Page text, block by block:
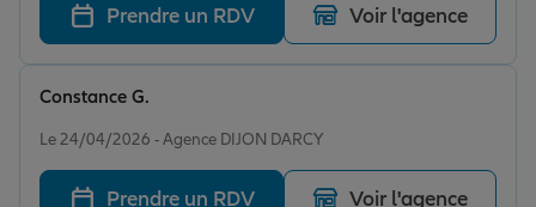
Prendre un RDV Voir l'agence
Le 24/04/2026 - Agence DIJON DARCY
Constance G.
Prendre un RDV Voir l'agence